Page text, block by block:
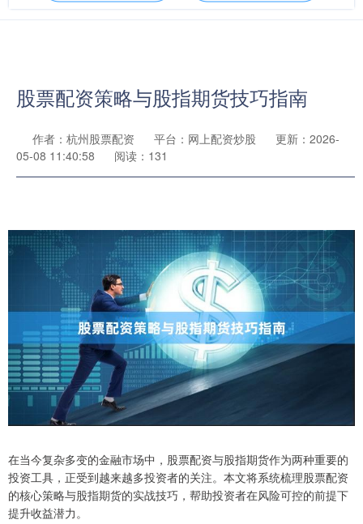
股票配资策略与股指期货技巧指南
作者：杭州股票配资 平台：网上配资炒股
更新：2026-
05-08 11:40:58
阅读：131
在当今复杂多变的金融市场中，股票配资与股指期货作为两种重要的
投资工具，正受到越来越多投资者的关注。本文将系统梳理股票配资
的核心策略与股指期货的实战技巧，帮助投资者在风险可控的前提下
提升收益潜力。